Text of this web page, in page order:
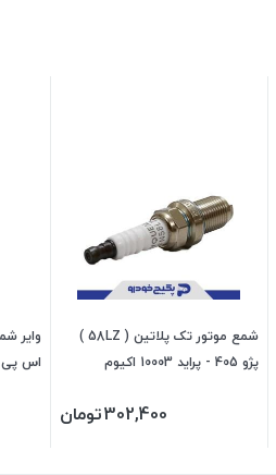
شمع موتور تک پلاتین ( 58LZ )
پژو 405 - پراید 10003 اکیوم
302,400تومان
اس پی